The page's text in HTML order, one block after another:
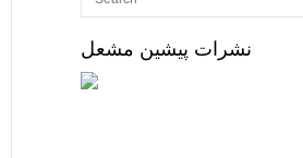
نشرات پیشین مشعل